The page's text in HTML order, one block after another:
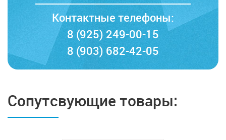
Контактные телефоны:
8 (925) 249-00-15
8 (903) 682-42-05
Сопутсвующие товары: